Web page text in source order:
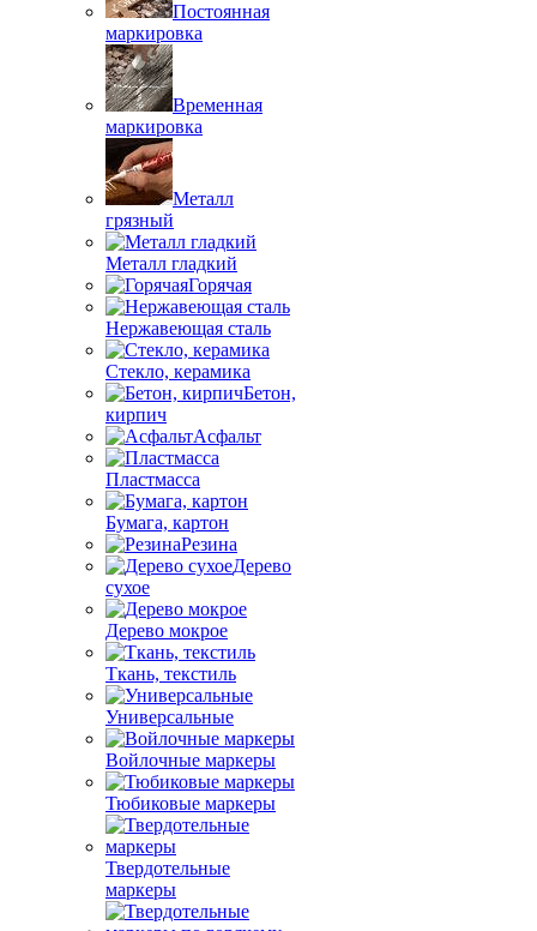
Постоянная
маркировка
Временная
маркировка
Металл
грязный
Металл гладкий
Горячая
Нержавеющая сталь
Стекло, керамика
Бетон,
кирпич
Асфальт
Пластмасса
Бумага, картон
Резина
Дерево
сухое
Дерево мокрое
Ткань, текстиль
Универсальные
Войлочные маркеры
Тюбиковые маркеры
Твердотельные
маркеры